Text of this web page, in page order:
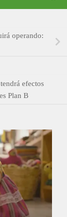
operando:
efectos
Plan B